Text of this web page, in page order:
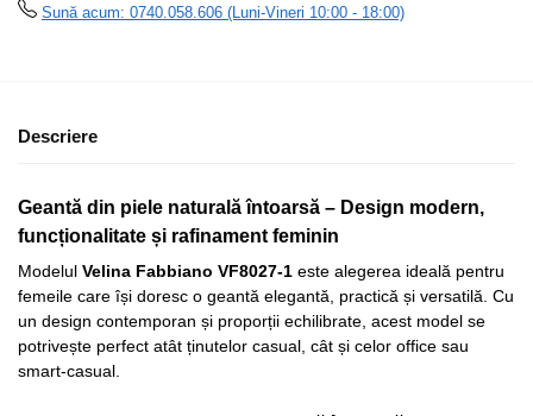
Sună acum: 0740.058.606 (Luni-Vineri 10:00 - 18:00)
Descriere
Geantă din piele naturală întoarsă – Design modern,
funcționalitate și rafinament feminin
Modelul Velina Fabbiano VF8027-1 este alegerea ideală pentru
femeile care își doresc o geantă elegantă, practică și versatilă. Cu
un design contemporan și proporții echilibrate, acest model se
potrivește perfect atât ținutelor casual, cât și celor office sau
smart-casual.